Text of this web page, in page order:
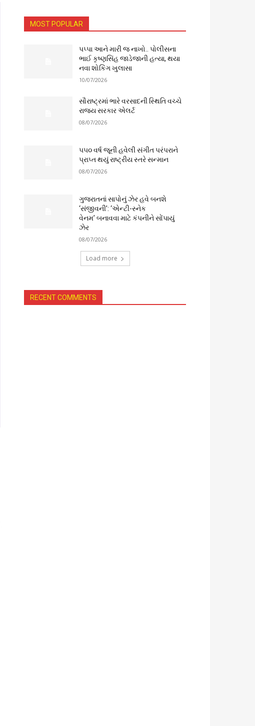
MOST POPULAR
પપ્પા આને મારી જ નાખો.. પોલીસના
ભાઈ કૃષ્ણસિંહ જાડેજાની હત્યા, થયા
નવા શોકિંગ ખુલાસા
10/07/2026
સૌરાષ્ટ્રમાં ભારે વરસાદની સ્થિતિ વચ્ચે
રાજ્ય સરકાર એલર્ટ
08/07/2026
૫૫૦ વર્ષ જૂની હવેલી સંગીત પરંપરાને
પ્રાપ્ત થયું રાષ્ટ્રીય સ્તરે સન્માન
08/07/2026
ગુજરાતનાં સાપોનું ઝેર હવે બનશે
‘સંજીવની’: ‘એન્ટી-સ્નેક
વેનમ’ બનાવવા માટે કંપનીને સોંપાયું
ઝેર
08/07/2026
Load more
RECENT COMMENTS